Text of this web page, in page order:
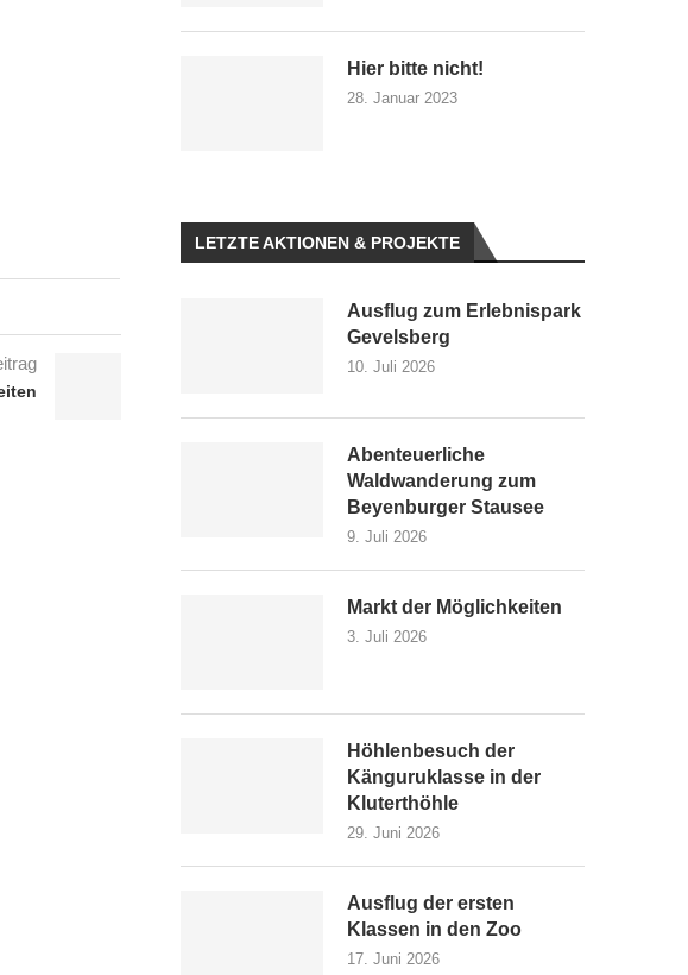
Hier bitte nicht!
28. Januar 2023
LETZTE AKTIONEN & PROJEKTE
Ausflug zum Erlebnispark
Gevelsberg
10. Juli 2026
Abenteuerliche
Waldwanderung zum
Beyenburger Stausee
9. Juli 2026
Markt der Möglichkeiten
3. Juli 2026
Höhlenbesuch der
Känguruklasse in der
Kluterthöhle
29. Juni 2026
Ausflug der ersten
Klassen in den Zoo
17. Juni 2026